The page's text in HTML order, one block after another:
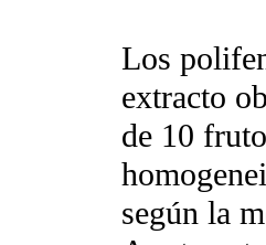
Los
extracto
de 10
según la